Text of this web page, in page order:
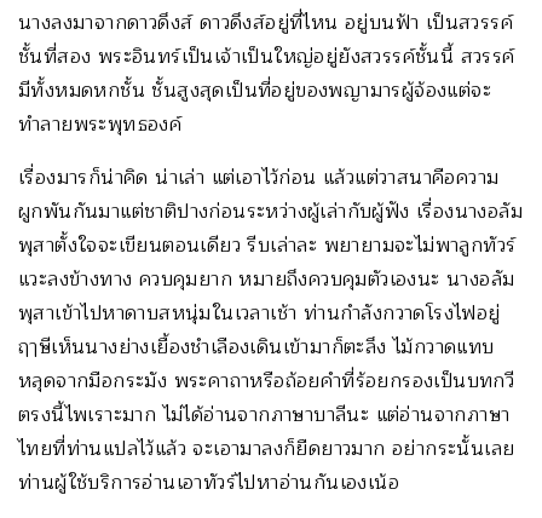
นางลงมาจากดาวดึงส์ ดาวดึงส์อยู่ที่ไหน อยู่บนฟ้า เป็นสวรรค์
ชั้นที่สอง พระอินทร์เป็นเจ้าเป็นใหญ่อยู่ยังสวรรค์ชั้นนี้ สวรรค์
มีทั้งหมดหกชั้น ชั้นสูงสุดเป็นที่อยู่ของพญามารผู้จ้องแต่จะ
ทำลายพระพุทธองค์
เรื่องมารก็น่าคิด น่าเล่า แต่เอาไว้ก่อน แล้วแต่วาสนาคือความ
ผูกพันกันมาแต่ชาติปางก่อนระหว่างผู้เล่ากับผู้ฟัง เรื่องนางอลัม
พุสาตั้งใจจะเขียนตอนเดียว รีบเล่าละ พยายามจะไม่พาลูกทัวร์
แวะลงข้างทาง ควบคุมยาก หมายถึงควบคุมตัวเองนะ นางอลัม
พุสาเข้าไปหาดาบสหนุ่มในเวลาเช้า ท่านกำลังกวาดโรงไฟอยู่
ฤๅษีเห็นนางย่างเยื้องชำเลืองเดินเข้ามาก็ตะลึง ไม้กวาดแทบ
หลุดจากมือกระมัง พระคาถาหรือถ้อยคำที่ร้อยกรองเป็นบทกวี
ตรงนี้ไพเราะมาก ไม่ได้อ่านจากภาษาบาลีนะ แต่อ่านจากภาษา
ไทยที่ท่านแปลไว้แล้ว จะเอามาลงก็ยืดยาวมาก อย่ากระนั้นเลย
ท่านผู้ใช้บริการอ่านเอาทัวร์ไปหาอ่านกันเองเน้อ